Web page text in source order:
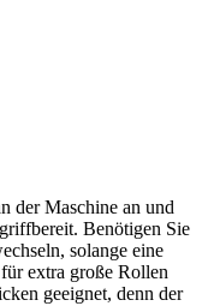
der Maschine an und
Benötigen Sie
solange eine
extra große Rollen
geeignet, denn der